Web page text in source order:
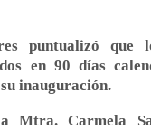
puntualizó que
en 90 días
inauguración.
Mtra. Carmela